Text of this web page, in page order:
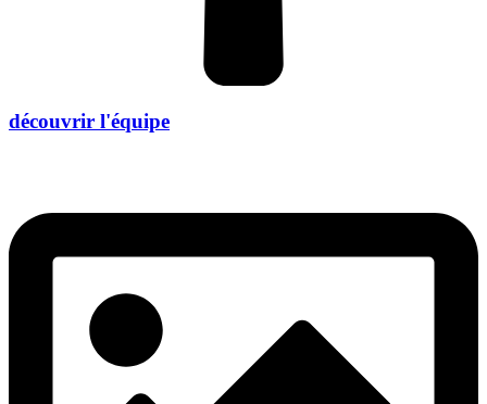
découvrir l'équipe